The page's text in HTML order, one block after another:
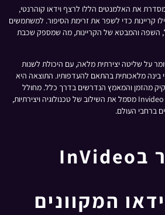
את האלמנטים הללו לרצף וידאו קוהרנטי,
קריינות כדי לשפר את זרימת הסיפור. למשתמשים
השפה והמבטא של הקריינות, מה שמספק שכבת
על שליטה יצירתית מלאה, עם היכולת לשנות
בינה מלאכותית בהתאם להעדפותיו. התוצאה היא
מהזמן והמאמץ הנדרשים בדרך כלל. מחולל
הווידאו של בינה מלאכותית של Invideo מסמל את השילוב של טכנולוגיה ויצירתיות,
ברחבי העולם.
למה לבחור בInVideo
המקוונים